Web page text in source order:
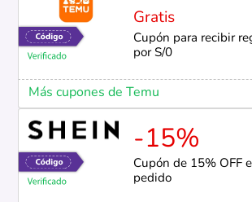
Gratis
Cupón para recibir
por S/0
Más cupones de Temu
-15%
Cupón de 15% OFF
pedido